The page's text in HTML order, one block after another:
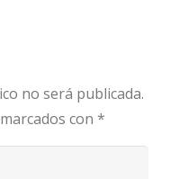
no será publicada.
con *